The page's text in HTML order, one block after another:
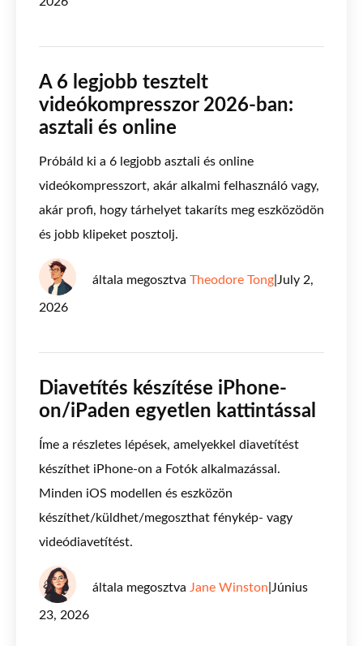
A 6 legjobb tesztelt
videókompresszor 2026-ban:
asztali és online
Próbáld ki a 6 legjobb asztali és online
videókompresszort, akár alkalmi felhasználó vagy,
akár profi, hogy tárhelyet takaríts meg eszközödön
és jobb klipeket posztolj.
általa megosztva Theodore Tong July 2,
2026
Diavetítés készítése iPhone-
on/iPaden egyetlen kattintással
Íme a részletes lépések, amelyekkel diavetítést
készíthet iPhone-on a Fotók alkalmazással.
Minden iOS modellen és eszközön
készíthet/küldhet/megoszthat fénykép- vagy
videódiavetítést.
általa megosztva Jane Winston Június
23, 2026